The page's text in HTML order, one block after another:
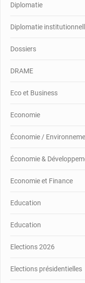
Diplomatie
Diplomatie
Dossiers
DRAME
Eco et Business
Economie
Économie /
Économie &
Economie et Finance
Education
Education
Elections 2026
Elections présidentielles